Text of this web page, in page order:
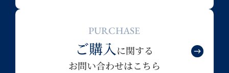
PURCHASE
ご購入に関する
お問い合わせはこちら